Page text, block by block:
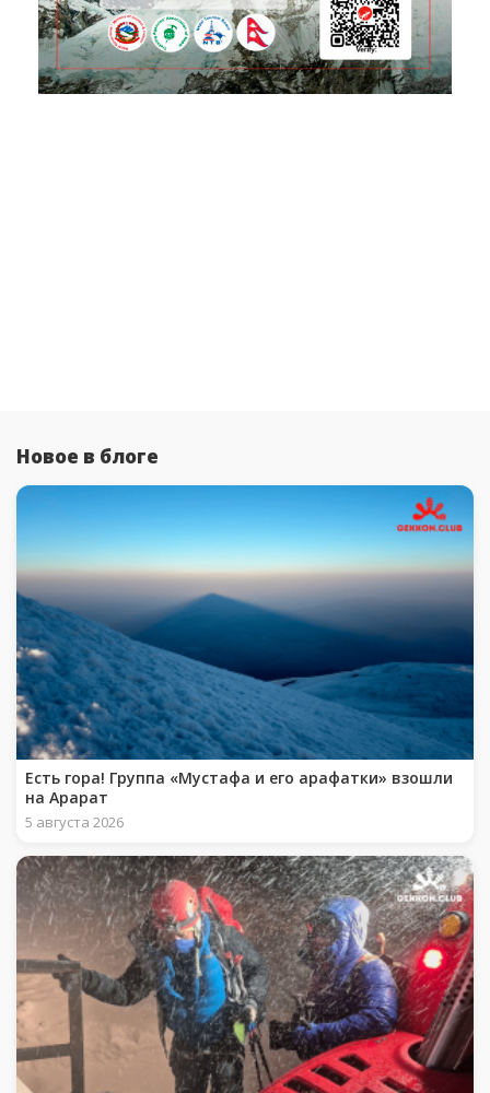
Новое в блоге
Есть гора! Группа «Мустафа и его арафатки» взошли
на Арарат
5 августа 2026